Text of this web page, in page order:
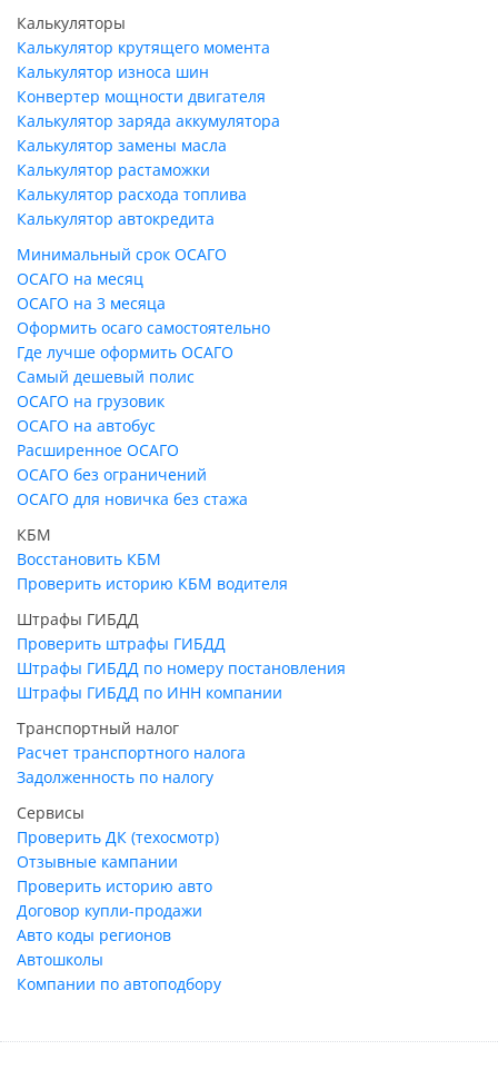
Калькуляторы
Калькулятор крутящего момента
Калькулятор износа шин
Конвертер мощности двигателя
Калькулятор заряда аккумулятора
Калькулятор замены масла
Калькулятор растаможки
Калькулятор расхода топлива
Калькулятор автокредита
Минимальный срок ОСАГО
ОСАГО на месяц
ОСАГО на 3 месяца
Оформить осаго самостоятельно
Где лучше оформить ОСАГО
Самый дешевый полис
ОСАГО на грузовик
ОСАГО на автобус
Расширенное ОСАГО
ОСАГО без ограничений
ОСАГО для новичка без стажа
КБМ
Восстановить КБМ
Проверить историю КБМ водителя
Штрафы ГИБДД
Проверить штрафы ГИБДД
Штрафы ГИБДД по номеру постановления
Штрафы ГИБДД по ИНН компании
Транспортный налог
Расчет транспортного налога
Задолженность по налогу
Сервисы
Проверить ДК (техосмотр)
Отзывные кампании
Проверить историю авто
Договор купли-продажи
Авто коды регионов
Автошколы
Компании по автоподбору